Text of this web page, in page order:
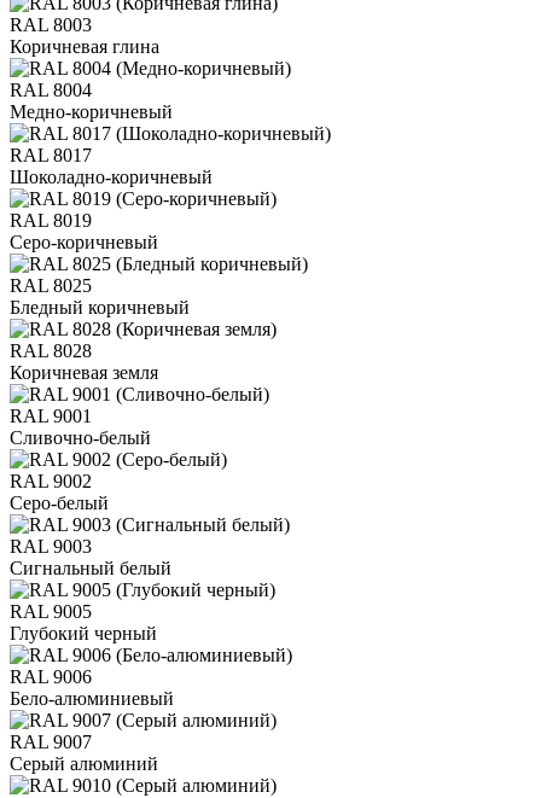
RAL 8003
Коричневая глина
RAL 8004
Медно-коричневый
RAL 8017
Шоколадно-коричневый
RAL 8019
Серо-коричневый
RAL 8025
Бледный коричневый
RAL 8028
Коричневая земля
RAL 9001
Сливочно-белый
RAL 9002
Серо-белый
RAL 9003
Сигнальный белый
RAL 9005
Глубокий черный
RAL 9006
Бело-алюминиевый
RAL 9007
Серый алюминий